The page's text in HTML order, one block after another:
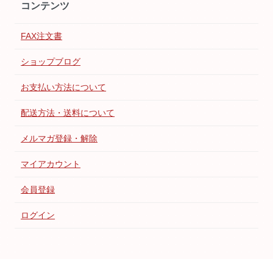
コンテンツ
FAX注文書
ショップブログ
お支払い方法について
配送方法・送料について
メルマガ登録・解除
マイアカウント
会員登録
ログイン